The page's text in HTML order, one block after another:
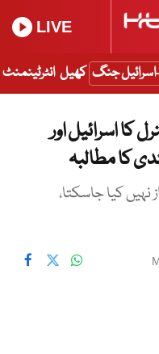
LIVE
اسرائیل جنگ کھیل انٹرٹینمنٹ
کا اسرائیل اور
کا مطالبہ
نہیں کیا جاسکتا،